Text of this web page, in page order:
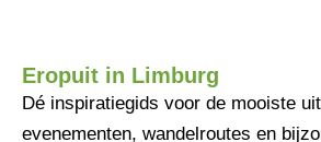
Eropuit in Limburg
Dé inspiratiegids voor de mooiste
evenementen, wandelroutes en